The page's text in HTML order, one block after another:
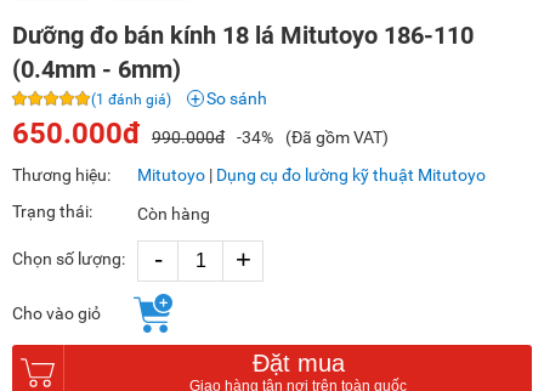
Dưỡng đo bán kính 18 lá Mitutoyo 186-110
(0.4mm - 6mm)
(1 đánh giá) So sánh
650.000đ 990.000đ -34%
(Đã gồm VAT)
Thương hiệu:
Mitutoyo | Dụng cụ đo lường kỹ thuật Mitutoyo
Trạng thái:
Còn hàng
Chọn số lượng: - +
Cho vào giỏ
Đặt mua